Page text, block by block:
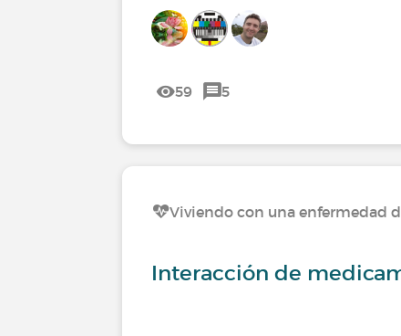
59 5
Viviendo con una enfermedad
Interacción de